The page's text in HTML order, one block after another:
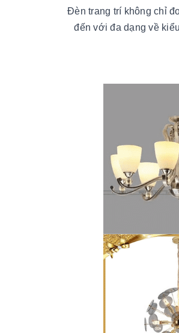
Đèn trang trí không chỉ
đến với đa dạng về